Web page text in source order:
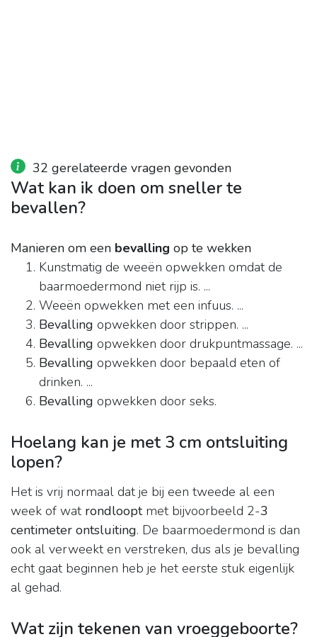
32 gerelateerde vragen gevonden
Wat kan ik doen om sneller te
bevallen?
Manieren om een bevalling op te wekken
Kunstmatig de weeën opwekken omdat de
baarmoedermond niet rijp is. ...
Weeën opwekken met een infuus. ...
Bevalling opwekken door strippen. ...
Bevalling opwekken door drukpuntmassage. ...
Bevalling opwekken door bepaald eten of
drinken. ...
Bevalling opwekken door seks.
Hoelang kan je met 3 cm ontsluiting
lopen?
Het is vrij normaal dat je bij een tweede al een
week of wat rondlooptmet bijvoorbeeld 2-3
centimeter ontsluiting. De baarmoedermond is dan
ook al verweekt en verstreken, dus als je bevalling
echt gaat beginnen heb je het eerste stuk eigenlijk
al gehad.
Wat zijn tekenen van vroeggeboorte?